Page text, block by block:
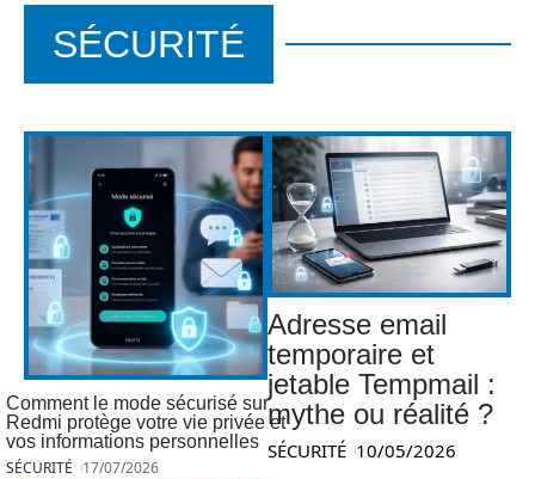
SÉCURITÉ
Comment le mode sécurisé sur
Redmi protège votre vie privée et
vos informations personnelles
SÉCURITÉ 17/07/2026
Adresse email
temporaire et
jetable Tempmail :
mythe ou réalité ?
SÉCURITÉ 10/05/2026